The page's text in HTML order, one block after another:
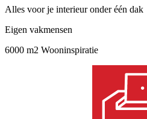
Alles voor je interieur onder één dak
Eigen vakmensen
6000 m2 Wooninspiratie